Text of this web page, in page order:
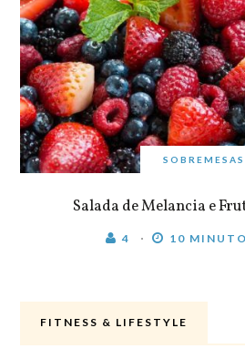
SOBREMESAS
Salada de Melancia e
4 10
FITNESS & LIFESTYLE